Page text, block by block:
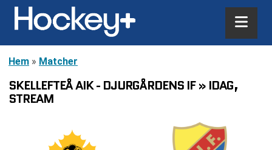
Hem » Matcher
SKELLEFTEÅ AIK - DJURGÅRDENS IF » IDAG,
STREAM